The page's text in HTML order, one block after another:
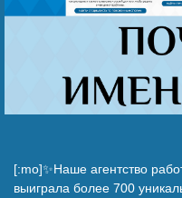
[:mo]✨Наше агентство
выиграла более 700